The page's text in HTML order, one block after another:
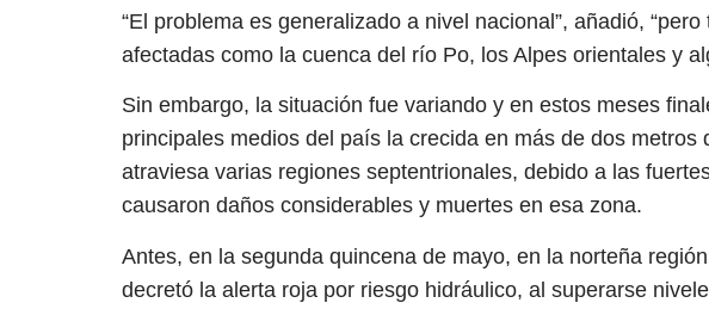
“El problema es generalizado a nivel nacional”, añadió,
afectadas como la cuenca del río Po, los Alpes orientales y
Sin embargo, la situación fue variando y en estos meses
principales medios del país la crecida en más de dos metros
atraviesa varias regiones septentrionales, debido a las
causaron daños considerables y muertes en esa zona.
Antes, en la segunda quincena de mayo, en la norteña
decretó la alerta roja por riesgo hidráulico, al superarse